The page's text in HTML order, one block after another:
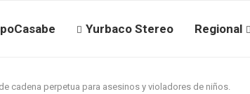
Yurbaco Stereo Regional
cadena perpetua para asesinos y violadores de niños.